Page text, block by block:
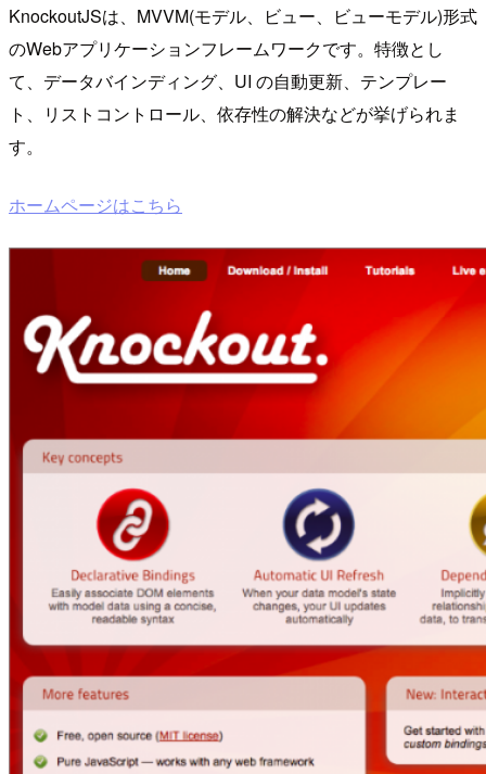
KnockoutJSは、MVVM(モデル、ビュー、ビューモデル)形式
のWebアプリケーションフレームワークです。特徴とし
て、データバインディング、UI の自動更新、テンプレー
ト、リストコントロール、依存性の解決などが挙げられま
す。
ホームページはこちら